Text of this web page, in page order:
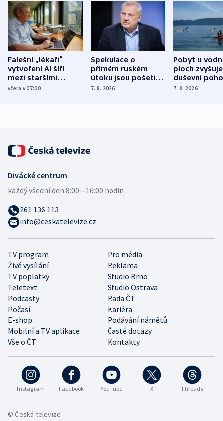
Falešní „lékaři“
vytvoření AI šíří
mezi staršími
Poláky nebezpečné
včera v 07:00
Spekulace o
přímém ruském
útoku jsou pošetilé,
míní estonský
7. 8. 2026
Pobyt u
ploch zvyšuje
duševní
ukázala
7. 8. 2026
Instagram Facebook YouTube X Threads
TV program
Pro média
Živé vysílání
Reklama
TV poplatky
Studio Brno
Teletext
Studio Ostrava
Podcasty
Rada ČT
Počasí
Kariéra
E-shop
Podávání námětů
Mobilní a TV aplikace
Časté dotazy
Vše o ČT
Kontakty
Divácké centrum
každý všední den:8:00—16:00 hodin
261 136 113
info@ceskatelevize.cz
© Česká televize